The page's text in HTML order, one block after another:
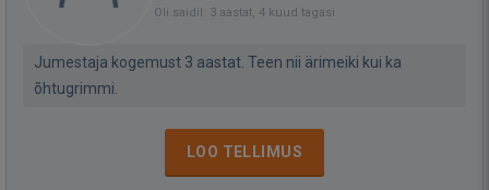
Oli saidil: 3 aastat, 4 kuud tagasi
Jumestaja kogemust 3 aastat. Teen nii ärimeiki kui ka
õhtugrimmi.
LOO TELLIMUS